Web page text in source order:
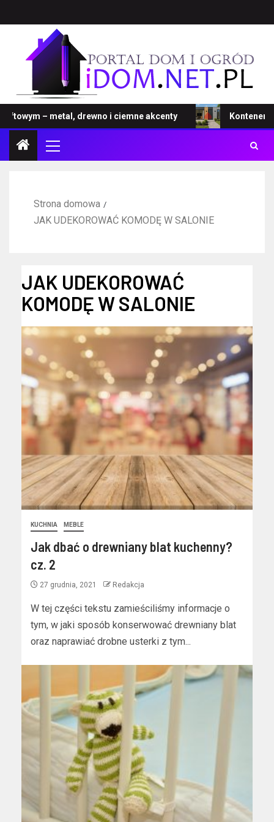
– metal, drewno i ciemne akcenty Kontener –
Strona domowa
JAK UDEKOROWAĆ KOMODĘ W SALONIE
JAK UDEKOROWAĆ
KOMODĘ W SALONIE
KUCHNIA MEBLE
Jak dbać o drewniany blat kuchenny?
cz. 2
27 grudnia, 2021 Redakcja
W tej części tekstu zamieściliśmy informacje o
tym, w jaki sposób konserwować drewniany blat
oraz naprawiać drobne usterki z tym...